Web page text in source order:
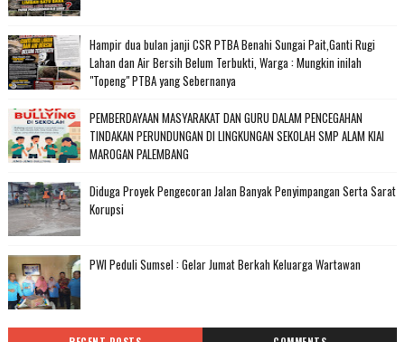
Hampir dua bulan janji CSR PTBA Benahi Sungai Pait,Ganti Rugi
Lahan dan Air Bersih Belum Terbukti, Warga : Mungkin inilah
"Topeng" PTBA yang Sebernanya
PEMBERDAYAAN MASYARAKAT DAN GURU DALAM PENCEGAHAN
TINDAKAN PERUNDUNGAN DI LINGKUNGAN SEKOLAH SMP ALAM KIAI
MAROGAN PALEMBANG
Diduga Proyek Pengecoran Jalan Banyak Penyimpangan Serta Sarat
Korupsi
PWI Peduli Sumsel : Gelar Jumat Berkah Keluarga Wartawan